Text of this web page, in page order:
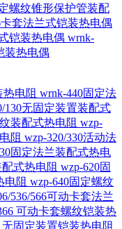
螺纹锥形保护管装配
卡套法兰式铠装热电偶
铠装热电偶 wrnk-
装热电偶
电阻 wrnk-440固定法
130无固定装置装配式
装配式热电阻 wzp-
阻 wzp-320/330活动法
固定法兰装配式热电
式热电阻 wzp-620固
电阻 wzp-640固定螺纹
536/566可动卡套法兰
可动卡套螺纹铠装热
无固定装置铠装热电阻